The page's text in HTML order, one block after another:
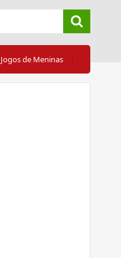
Jogos de Meninas